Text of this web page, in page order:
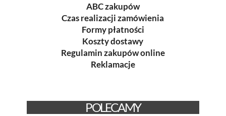
ABC zakupów
Czas realizacji zamówienia
Formy płatności
Koszty dostawy
Regulamin zakupów online
Reklamacje
POLECAMY